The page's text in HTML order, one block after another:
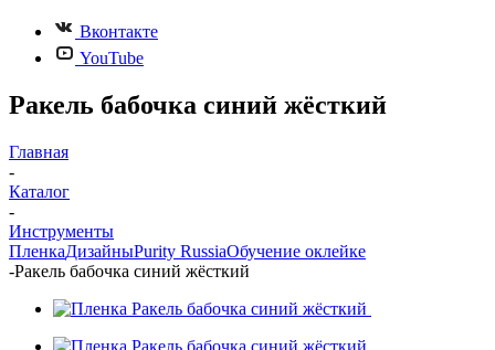
Вконтакте
YouTube
Ракель бабочка синий жёсткий
Главная
-
Каталог
-
Инструменты
ПленкаДизайныPurity RussiaОбучение оклейке
-Ракель бабочка синий жёсткий